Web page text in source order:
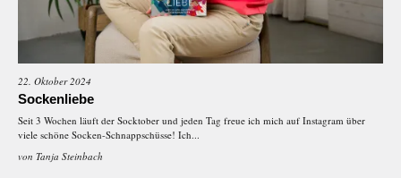
22. Oktober 2024
Sockenliebe
Seit 3 Wochen läuft der Socktober und jeden Tag freue ich mich auf Instagram über
viele schöne Socken-Schnappschüsse! Ich...
von Tanja Steinbach